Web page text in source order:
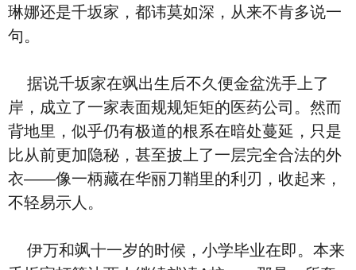
琳娜还是千坂家，都讳莫如深，从来不肯多说一
句。
据说千坂家在飒出生后不久便金盆洗手上了
岸，成立了一家表面规规矩矩的医药公司。然而
背地里，似乎仍有极道的根系在暗处蔓延，只是
比从前更加隐秘，甚至披上了一层完全合法的外
衣——像一柄藏在华丽刀鞘里的利刃，收起来，
不轻易示人。
伊万和飒十一岁的时候，小学毕业在即。本来